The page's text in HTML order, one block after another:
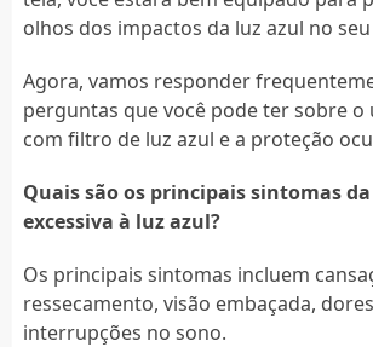
olhos dos impactos da luz azul no
Agora, vamos responder
perguntas que você pode ter sobre o
com filtro de luz azul e a proteção
Quais são os principais sintomas
excessiva à luz azul?
Os principais sintomas incluem
ressecamento, visão embaçada,
interrupções no sono.